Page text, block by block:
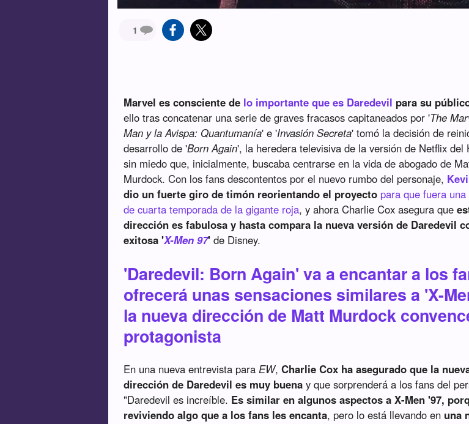
1
Marvel es consciente de lo importante que es Daredevil para su
ello tras concatenar una serie de graves fracasos capitaneados por 'The
Man y la Avispa: Quantumanía' e 'Invasión Secreta' tomó la decisión de
desarrollo de 'Born Again', la heredera televisiva de la versión de Netflix del
sin miedo que, inicialmente, buscaba centrarse en la vida de abogado de
Murdock. Con los fans descontentos por el nuevo rumbo del personaje,
dio un fuerte giro de timón reorientando el proyecto para que fuera
de cuarta temporada de la gigante roja, y ahora Charlie Cox asegura que
dirección es fabulosa y hasta compara la nueva versión de Daredevil
exitosa 'X-Men 97' de Disney.
'Daredevil: Born Again' va a encantar a los
ofrecerá unas sensaciones similares a 'X-
la nueva dirección de Matt Murdock
protagonista
En una nueva entrevista paraEW,Charlie Cox ha asegurado que la
dirección de Daredevil es muy buena y que sorprenderá a los fans del
"Daredevil es increíble. Es similar en algunos aspectos a X-Men '97,
reviviendo algo que a los fans les encanta, pero lo está llevando en una